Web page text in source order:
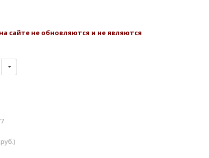
сайте не обновляются и не являются